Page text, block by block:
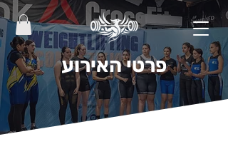
פרטי האירוע